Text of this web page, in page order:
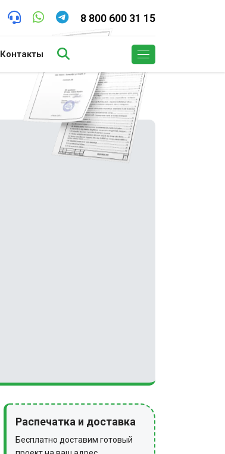
8 800 600 31 15
Контакты
Распечатка и доставка
Бесплатно доставим готовый